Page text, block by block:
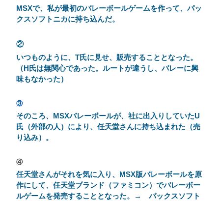
MSXで、私が最初のバレーボールゲームを作って、パッ
クスソフトニカに持ち込んだ。
②
いつものように、T氏に見せ、販売することとなった。
（H氏は無関心であった。ルートが違うし、バレーに興
味もなかった）
③
そのころ、MSXバレーボールが、社に出入りしていたU
氏（外部の人）により、任天堂さんに持ち込まれた（売
り込み）。
④
任天堂さんがそれを気に入り、MSX版バレーボールを原
作にして、任天堂ブランド（ファミコン）でバレーボー
ルゲームを発売することとなった。→ パックスソフト